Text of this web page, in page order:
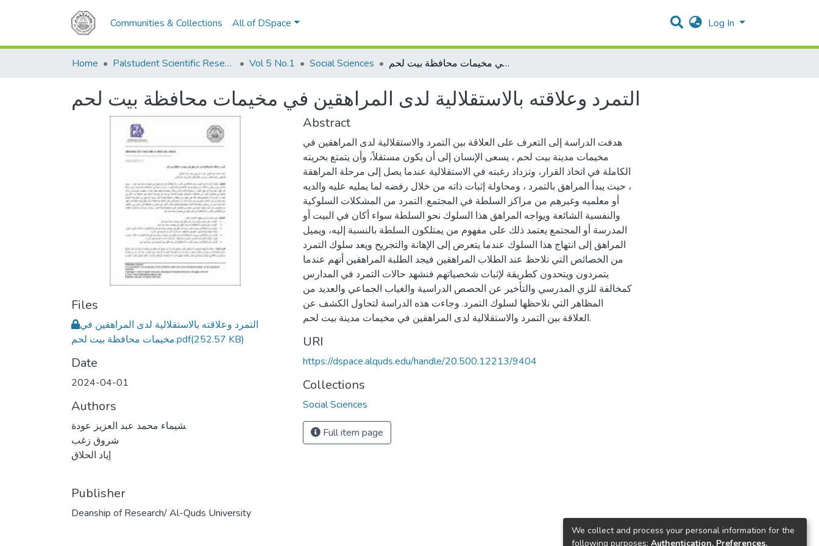
Communities & Collections All of DSpace Log In
Home Palstudent Scientific Research Journal Vol 5 No.1 Social Sciences التمرد وعلاقته بالاستقلالية لدى المراهقين في مخيمات محافظة بيت لحم
التمرد وعلاقته بالاستقلالية لدى المراهقين في مخيمات محافظة بيت لحم
Files
التمرد وعلاقته بالاستقلالية لدى المراهقين في
مخيمات محافظة بيت لحم.pdf(252.57 KB)
Date
2024-04-01
Authors
‍شيماء محمد عبد العزيز عودة
شروق زغب
إياد الحلاق
Publisher
Deanship of Research/ Al-Quds University
Abstract
هدفت الدراسة إلى التعرف على العلاقة بين التمرد والاستقلالية لدى المراهقين في
مخيمات مدينة بيت لحم ، يسعى الإنسان إلى أن يكون مستقلاً، وأن يتمتع بحريته
الكاملة في اتخاذ القرار، وتزداد رغبته في الاستقلالية عندما يصل إلى مرحلة المراهقة
، حيث يبدأ المراهق بالتمرد ، ومحاولة إثبات ذاته من خلال رفضه لما يمليه عليه والديه
أو معلميه وغيرهم من مراكز السلطة في المجتمع. التمرد من المشكلات السلوكية
والنفسية الشائعة ويواجه المراهق هذا السلوك نحو السلطة سواء أكان في البيت أو
المدرسة أو المجتمع يعتمد ذلك على مفهوم من يمتلكون السلطة بالنسبة إليه، ويميل
المراهق إلى انتهاج هذا السلوك عندما يتعرض إلى الإهانة والتجريح ويعد سلوك التمرد
من الخصائص التي تلاحظ عند الطلاب المراهقين فيجد الطلبة المراهقين أنهم عندما
يتمردون ويتحدون كطريقة لإثبات شخصياتهم فنشهد حالات التمرد في المدارس
كمخالفة للزي المدرسي والتأخير عن الحصص الدراسية والغياب الجماعي والعديد من
المظاهر التي نلاحظها لسلوك التمرد. وجاءت هذه الدراسة لتحاول الكشف عن
العلاقة بين التمرد والاستقلالية لدى المراهقين في مخيمات مدينة بيت لحم.
URI
https://dspace.alquds.edu/handle/20.500.12213/9404
Collections
Social Sciences
Full item page
We collect and process your personal information for the
following purposes: Authentication, Preferences,